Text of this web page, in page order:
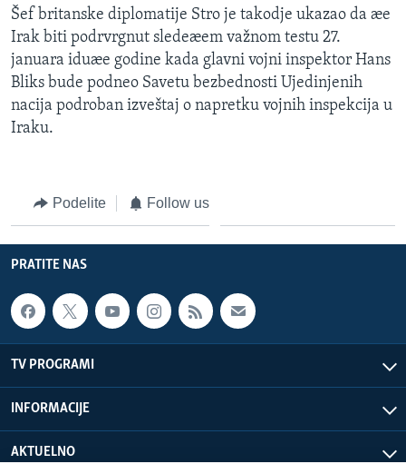
Šef britanske diplomatije Stro je takodje ukazao da æe
Irak biti podrvrgnut sledeæem važnom testu 27.
januara iduæe godine kada glavni vojni inspektor Hans
Bliks bude podneo Savetu bezbednosti Ujedinjenih
nacija podroban izveštaj o napretku vojnih inspekcija u
Iraku.
Podelite Follow us
PRATITE NAS
TV PROGRAMI
INFORMACIJE
AKTUELNO